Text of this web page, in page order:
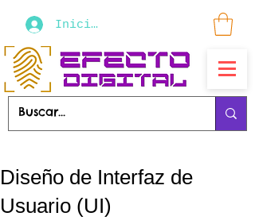
Iniciar sesión
Diseño de Interfaz de
Usuario (UI)